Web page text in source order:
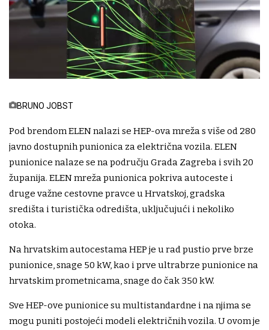
BRUNO JOBST
Pod brendom ELEN nalazi se HEP-ova mreža s više od 280
javno dostupnih punionica za električna vozila. ELEN
punionice nalaze se na području Grada Zagreba i svih 20
županija. ELEN mreža punionica pokriva autoceste i
druge važne cestovne pravce u Hrvatskoj, gradska
središta i turistička odredišta, uključujući i nekoliko
otoka.
Na hrvatskim autocestama HEP je u rad pustio prve brze
punionice, snage 50 kW, kao i prve ultrabrze punionice na
hrvatskim prometnicama, snage do čak 350 kW.
Sve HEP-ove punionice su multistandardne i na njima se
mogu puniti postojeći modeli električnih vozila. U ovom je